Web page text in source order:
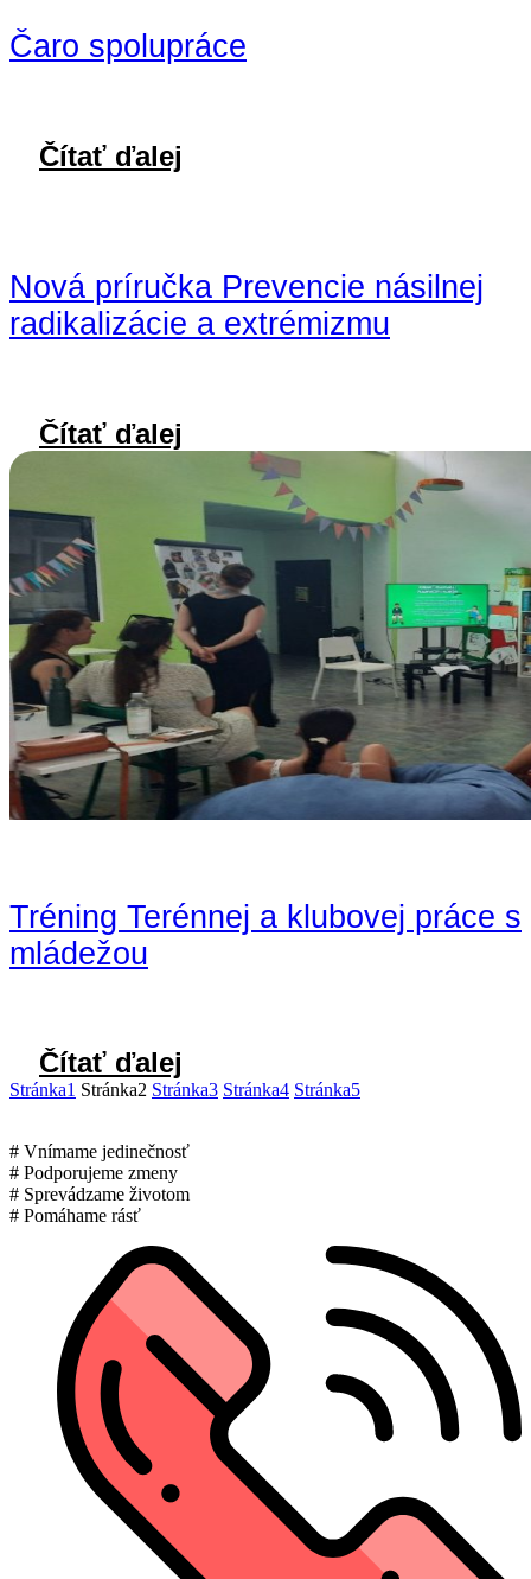
Čaro spolupráce
Čítať ďalej
Nová príručka Prevencie násilnej
radikalizácie a extrémizmu
Čítať ďalej
Tréning Terénnej a klubovej práce s
mládežou
Čítať ďalej
Stránka1 Stránka2 Stránka3 Stránka4 Stránka5
# Vnímame jedinečnosť
# Podporujeme zmeny
# Sprevádzame životom
# Pomáhame rásť